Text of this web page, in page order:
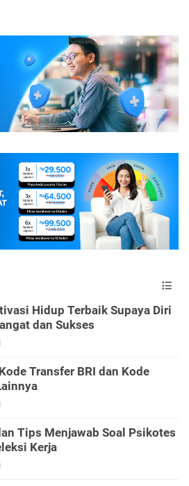
Hidup Terbaik Supaya Diri
dan Sukses
Transfer BRI dan Kode
Tips Menjawab Soal Psikotes
Kerja